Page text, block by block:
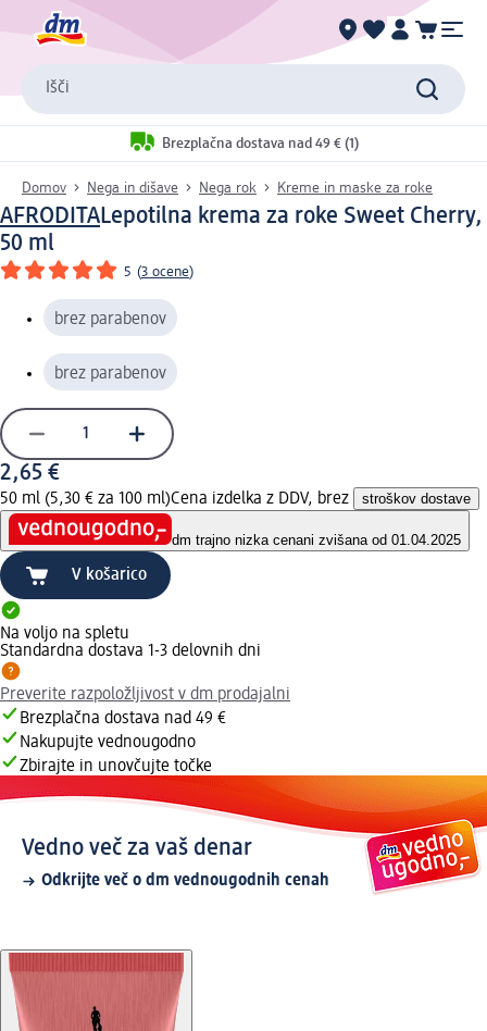
Išči
Brezplačna dostava nad 49 € (1)
Domov Nega in dišave Nega rok Kreme in maske za roke
AFRODITALepotilna krema za roke Sweet Cherry,
50 ml
5 (3 ocene)
brez parabenov
brez parabenov
2,65 €
50 ml (5,30 € za 100 ml)Cena izdelka z DDV, brez stroškov dostave
dm trajno nizka cenani zvišana od 01.04.2025
V košarico
Na voljo na spletu
Standardna dostava 1-3 delovnih dni
Preverite razpoložljivost v dm prodajalni
Brezplačna dostava nad 49 €
Nakupujte vednougodno
Zbirajte in unovčujte točke
Vedno več za vaš denar
Odkrijte več o dm vednougodnih cenah